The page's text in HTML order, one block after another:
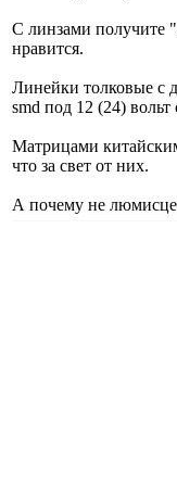
С линзами получите
нравится.
Линейки толковые с
smd под 12 (24) вольт
Матрицами
что за свет от них.
А почему не